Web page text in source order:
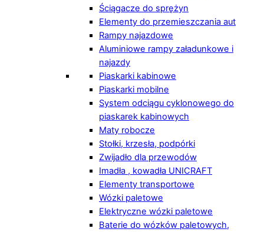
Ściągacze do sprężyn
Elementy do przemieszczania aut
Rampy najazdowe
Aluminiowe rampy załadunkowe i
najazdy
Piaskarki kabinowe
Piaskarki mobilne
System odciągu cyklonowego do
piaskarek kabinowych
Maty robocze
Stołki, krzesła, podpórki
Zwijadło dla przewodów
Imadła , kowadła UNICRAFT
Elementy transportowe
Wózki paletowe
Elektryczne wózki paletowe
Baterie do wózków paletowych,